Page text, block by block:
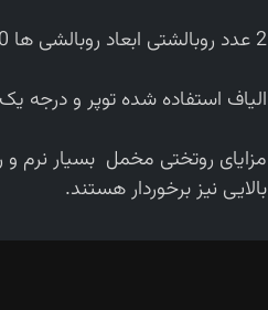
2 عدد روبالشتی ابعاد روبالشی ها 70*50 سانتی متر می باشد.
الیاف استفاده شده توپر و درجه یک
مزایای روتختی مخمل بسیار نرم
بالایی نیز برخوردار هستند.